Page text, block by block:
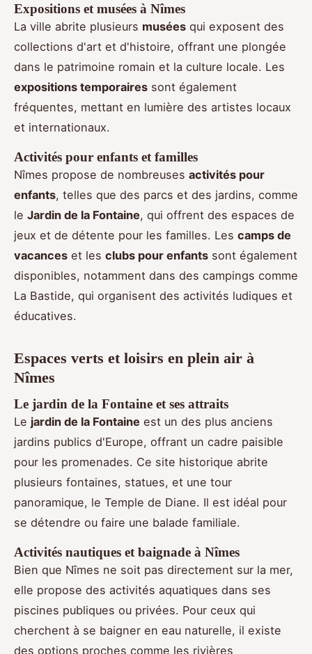
Expositions et musées à Nîmes
La ville abrite plusieurs musées qui exposent des
collections d'art et d'histoire, offrant une plongée
dans le patrimoine romain et la culture locale. Les
expositions temporaires sont également
fréquentes, mettant en lumière des artistes locaux
et internationaux.
Activités pour enfants et familles
Nîmes propose de nombreuses activités pour
enfants, telles que des parcs et des jardins, comme
le Jardin de la Fontaine, qui offrent des espaces de
jeux et de détente pour les familles. Les camps de
vacances et les clubs pour enfants sont également
disponibles, notamment dans des campings comme
La Bastide, qui organisent des activités ludiques et
éducatives.
Espaces verts et loisirs en plein air à
Nîmes
Le jardin de la Fontaine et ses attraits
Le jardin de la Fontaine est un des plus anciens
jardins publics d'Europe, offrant un cadre paisible
pour les promenades. Ce site historique abrite
plusieurs fontaines, statues, et une tour
panoramique, le Temple de Diane. Il est idéal pour
se détendre ou faire une balade familiale.
Activités nautiques et baignade à Nîmes
Bien que Nîmes ne soit pas directement sur la mer,
elle propose des activités aquatiques dans ses
piscines publiques ou privées. Pour ceux qui
cherchent à se baigner en eau naturelle, il existe
des options proches comme les rivières